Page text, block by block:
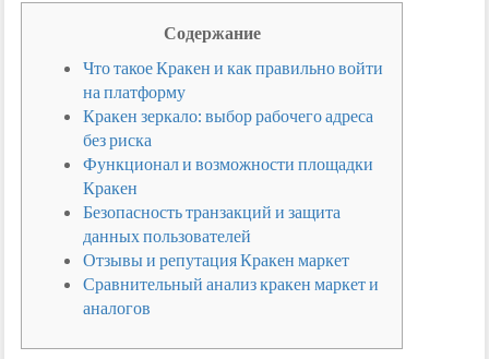
Содержание
Что такое Кракен и как правильно войти
на платформу
Кракен зеркало: выбор рабочего адреса
без риска
Функционал и возможности площадки
Кракен
Безопасность транзакций и защита
данных пользователей
Отзывы и репутация Кракен маркет
Сравнительный анализ кракен маркет и
аналогов